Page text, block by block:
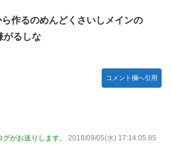
作るのめんどくさいしメインの
がるしな
コメント欄へ引用
がお送りします。
2018/09/05(水) 17:14:05.85